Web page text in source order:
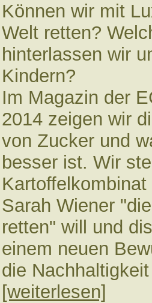
Können wir mit
Welt retten?
hinterlassen wir
Kindern?
Im Magazin der
2014 zeigen wir
von Zucker und
besser ist. Wir
Sarah Wiener
retten" will und
einem neuen
die
[weiterlesen]